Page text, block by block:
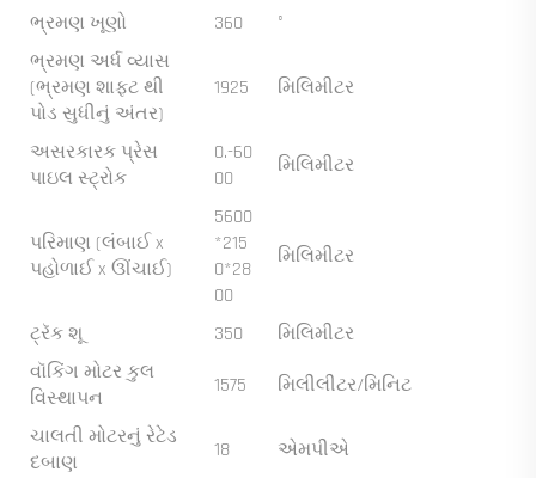
ભ્રમણ ખૂણો
360
°
ભ્રમણ અર્ધ વ્યાસ
(ભ્રમણ શાફ્ટ થી
પોડ સુધીનું અંતર)
1925 મિલિમીટર
અસરકારક પ્રેસ
પાઇલ સ્ટ્રોક
0.-60
00
મિલિમીટર
પરિમાણ (લંબાઈ x
પહોળાઈ x ઊંચાઈ)
5600
*215
0*28
00
મિલિમીટર
ટ્રૅક શૂ 350
મિલિમીટર
વૉકિંગ મોટર કુલ
વિસ્થાપન
1575 મિલીલીટર/મિનિટ
ચાલતી મોટરનું રેટેડ
દબાણ
18 એમપીએ